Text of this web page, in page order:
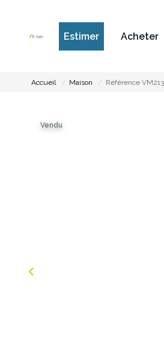
Estimer Acheter
Accueil Maison Référence
Vendu